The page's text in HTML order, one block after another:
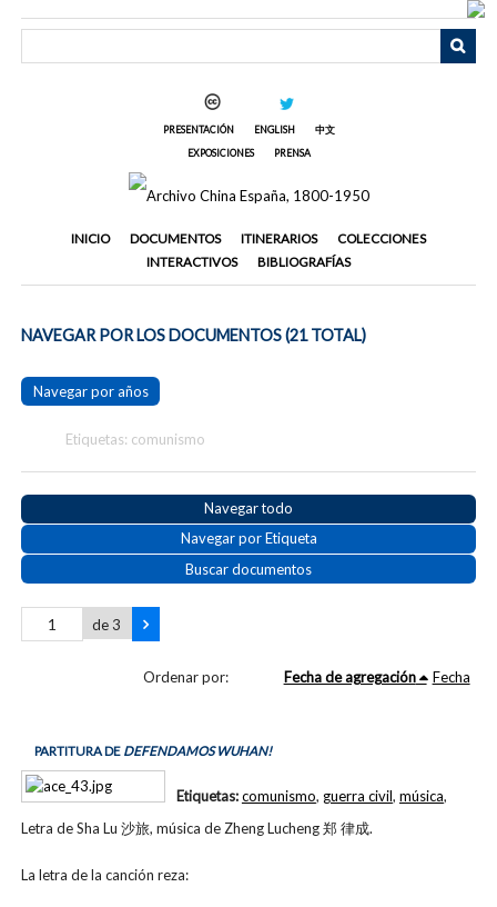
PRESENTACIÓN ENGLISH
中文
EXPOSICIONES
PRENSA
INICIO DOCUMENTOS ITINERARIOS
COLECCIONES
INTERACTIVOS
BIBLIOGRAFÍAS
NAVEGAR POR LOS DOCUMENTOS (21 TOTAL)
Navegar por años
Etiquetas: comunismo
Navegar todo
Navegar por Etiqueta
Buscar documentos
de 3
Ordenar por: Fecha de agregación Fecha
PARTITURA DE DEFENDAMOS WUHAN!
Letra de Sha Lu 沙旅, música de Zheng Lucheng 郑 律成.
La letra de la canción reza:
Etiquetas:comunismo, guerra civil, música,